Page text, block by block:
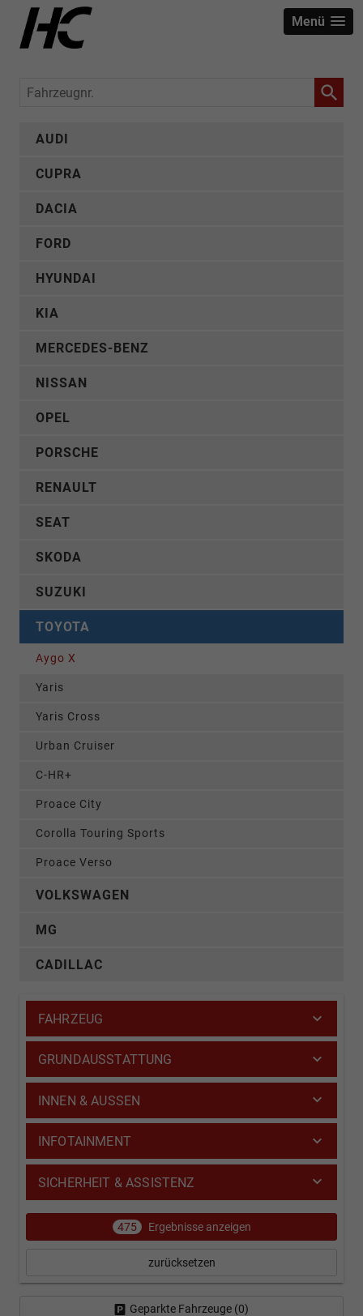
Menü
Fahrzeugnr.
AUDI
CUPRA
DACIA
FORD
HYUNDAI
KIA
MERCEDES-BENZ
NISSAN
OPEL
PORSCHE
RENAULT
SEAT
SKODA
SUZUKI
TOYOTA
Aygo X
Yaris
Yaris Cross
Urban Cruiser
C-HR+
Proace City
Corolla Touring Sports
Proace Verso
VOLKSWAGEN
MG
CADILLAC
FAHRZEUG
GRUNDAUSSTATTUNG
INNEN & AUSSEN
INFOTAINMENT
SICHERHEIT & ASSISTENZ
475 Ergebnisse anzeigen
zurücksetzen
Geparkte Fahrzeuge (0)